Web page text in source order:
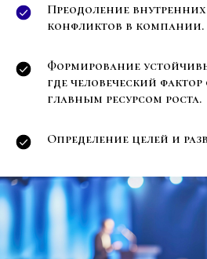
Преодоление внутренних
конфликтов в компании.
Формирование
где человеческий
главным ресурсом роста.
Определение целей и